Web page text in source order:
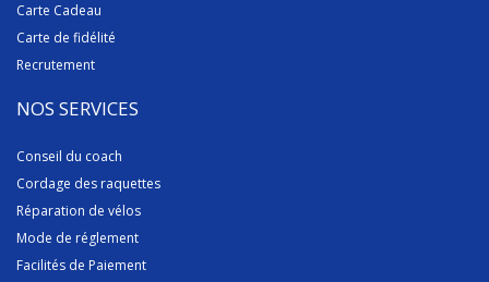
Carte Cadeau
Carte de fidélité
Recrutement
NOS SERVICES
Conseil du coach
Cordage des raquettes
Réparation de vélos
Mode de réglement
Facilités de Paiement